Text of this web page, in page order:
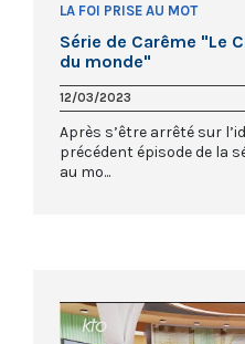
LA FOI PRISE AU MOT
Série de Carême "Le
du monde"
12/03/2023
Après s’être arrêté sur
précédent épisode de la
au mo...